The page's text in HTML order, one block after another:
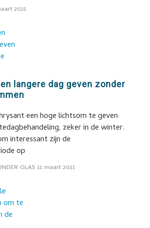
2021
langere dag geven zonder
een hoge lichtsom te geven
zeker in de winter.
interessant zijn de
op
GLAS 11 maart 2021